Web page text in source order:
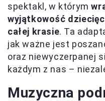
spektakl, w którym
wyjątkowość
całej krasie. Ta
jak ważne jest
oraz niewyczerpanej
każdym z nas –
Muzyczna